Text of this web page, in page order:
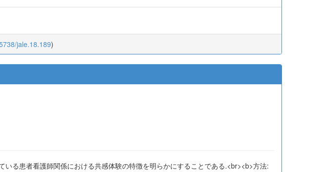
of high-stem herbaceous plants by mowing frequency after blooming and